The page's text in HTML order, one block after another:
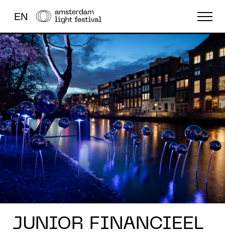
EN
FESTIVAL
LICHTKUNST
OVERIG
JUNIOR FINANCIEEL